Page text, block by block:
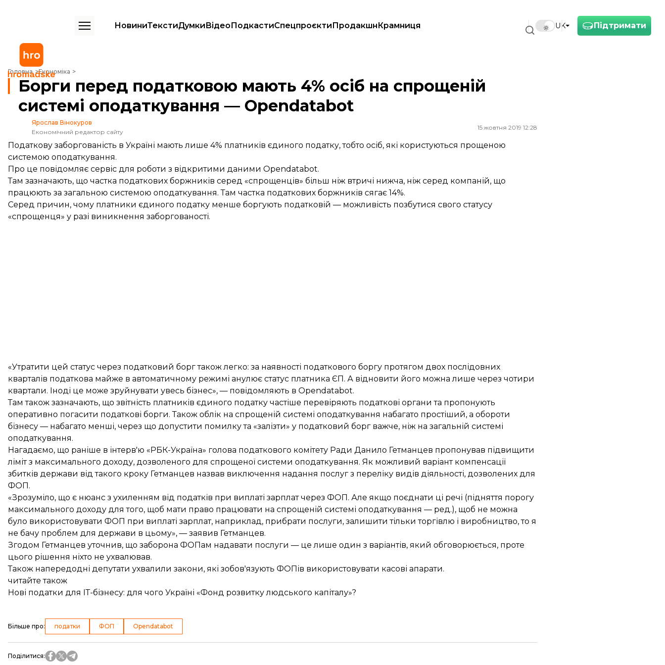
Підтримати
UK
НовиниТекстиДумкиВідеоПодкастиСпецпроєктиПродакшнКрамниця
Головна Економіка
Борги перед податковою мають 4% осіб на спрощеній системі оподаткування — Opendatabot
Борги перед податковою мають 4% осіб на спрощеній
системі оподаткування — Opendatabot
Ярослав Вінокуров
Економічний редактор сайту
15 жовтня 2019 12:28
Податкову заборгованість в Україні мають лише 4% платників єдиного податку, тобто осіб, які користуються прощеною
системою оподаткування.
Про це повідомляє сервіс для роботи з відкритими даними Opendatabot.
Там зазначають, що частка податкових боржників серед «спрощенців» більш ніж втричі нижча, ніж серед компаній, що
працюють за загальною системою оподаткування. Там частка податкових боржників сягає 14%.
Серед причин, чому платники єдиного податку менше боргують податковій — можливість позбутися свого статусу
«спрощенця» у разі виникнення заборгованості.
«Утратити цей статус через податковий борг також легко: за наявності податкового боргу протягом двох послідовних
кварталів податкова майже в автоматичному режимі анулює статус платника ЄП. А відновити його можна лише через чотири
квартали. Іноді це може зруйнувати увесь бізнес», — повідомляють в Opendatabot.
Там також зазначають, що звітність платників єдиного податку частіше перевіряють податкові органи та пропонують
оперативно погасити податкові борги. Також облік на спрощеній системі оподаткування набагато простіший, а обороти
бізнесу — набагато менші, через що допустити помилку та «залізти» у податковий борг важче, ніж на загальній системі
оподаткування.
Нагадаємо, що раніше в інтерв'ю «РБК-Україна» голова податкового комітету Ради Данило Гетманцев пропонував підвищити
ліміт з максимального доходу, дозволеного для спрощеної системи оподаткування. Як можливий варіант компенсації
збитків держави від такого кроку Гетманцев назвав виключення надання послуг з переліку видів діяльності, дозволених для
ФОП.
«Зрозуміло, що є нюанс з ухиленням від податків при виплаті зарплат через ФОП. Але якщо поєднати ці речі (підняття порогу
максимального доходу для того, щоб мати право працювати на спрощеній системі оподаткування — ред.), щоб не можна
було використовувати ФОП при виплаті зарплат, наприклад, прибрати послуги, залишити тільки торгівлю і виробництво, то я
не бачу проблем для держави в цьому», — заявив Гетманцев.
Згодом Гетманцев уточнив, що заборона ФОПам надавати послуги — целише один з варіантів, який обговорюється, проте
цього рішення ніхто не ухвалював.
Також напередодні депутати ухвалили закони, які зобов'язують ФОПів використовувати касові апарати.
читайте також
Нові податки для ІТ-бізнесу: для чого Україні «Фонд розвитку людського капіталу»?
Більше про: податки ФОП Opendatabot
Поділитися: